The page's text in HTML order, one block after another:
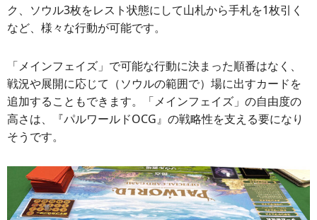
ク、ソウル3枚をレスト状態にして山札から手札を1枚引く
など、様々な行動が可能です。
「メインフェイズ」で可能な行動に決まった順番はなく、
戦況や展開に応じて（ソウルの範囲で）場に出すカードを
追加することもできます。「メインフェイズ」の自由度の
高さは、『パルワールドOCG』の戦略性を支える要になり
そうです。